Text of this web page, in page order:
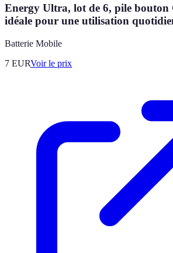
Energy Ultra, lot de 6, pile bouton
idéale pour une utilisation
Batterie Mobile
7 EURVoir le prix